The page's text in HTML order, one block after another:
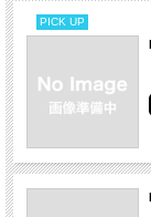
PICK UP